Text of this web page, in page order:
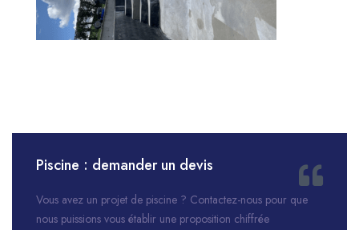
Piscine : demander un devis
Vous avez un projet de piscine ? Contactez-nous pour que
nous puissions vous établir une proposition chiffrée